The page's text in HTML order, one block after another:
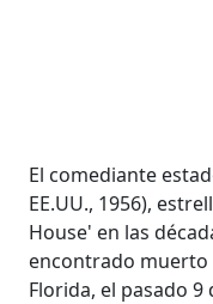
El comediante
EE.UU., 1956),
House' en las
encontrado muerto
Florida, el pasado 9